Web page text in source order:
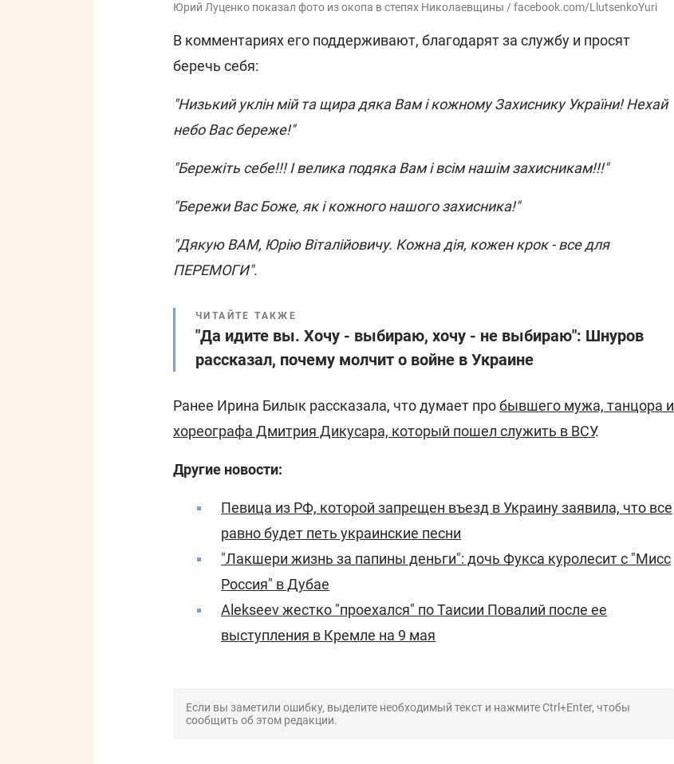
Юрий Луценко показал фото из окопа в степях Николаевщины / facebook.com/LlutsenkoYuri
В комментариях его поддерживают, благодарят за службу и просят
беречь себя:
"Низький уклін мій та щира дяка Вам і кожному Захиснику України! Нехай
небо Вас береже!"
"Бережіть себе!!! І велика подяка Вам і всім нашім захисникам!!!"
"Бережи Вас Боже, як і кожного нашого захисника!"
"Дякую ВАМ, Юрію Віталійовичу. Кожна дія, кожен крок - все для
ПЕРЕМОГИ".
ЧИТАЙТЕ ТАКЖЕ
"Да идите вы. Хочу - выбираю, хочу - не выбираю": Шнуров
рассказал, почему молчит о войне в Украине
Ранее Ирина Билык рассказала, что думает пробывшего мужа, танцора и
хореографа Дмитрия Дикусара, который пошел служить в ВСУ.
Другие новости:
Певица из РФ, которой запрещен въезд в Украину заявила, что все
равно будет петь украинские песни
"Лакшери жизнь за папины деньги": дочь Фукса куролесит с "Мисс
Россия" в Дубае
Alekseev жестко "проехался" по Таисии Повалий после ее
выступления в Кремле на 9 мая
Если вы заметили ошибку, выделите необходимый текст и нажмите Ctrl+Enter, чтобы
сообщить об этом редакции.